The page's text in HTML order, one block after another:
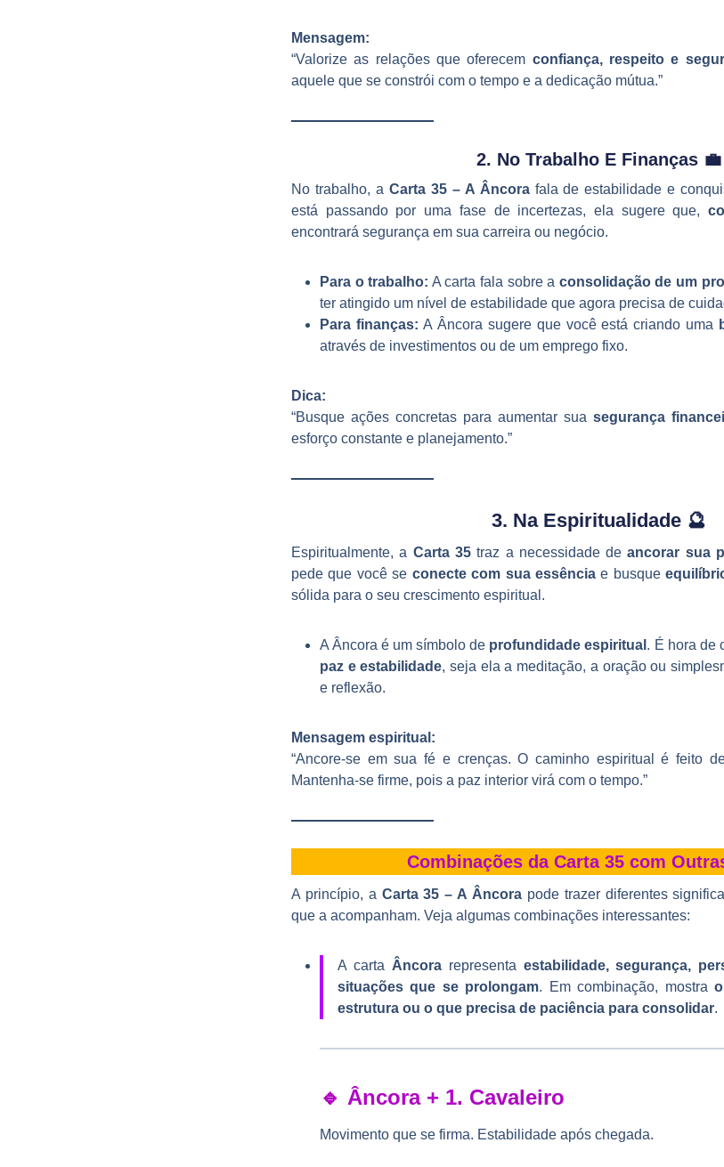
Mensagem:
“Valorize as relações que oferecem confiança, respeito e
aquele que se constrói com o tempo e a dedicação mútua.”
2. No Trabalho E Finanças 💼
No trabalho, a Carta 35 – A Âncorafala de estabilidade e
está passando por uma fase de incertezas, ela sugere que,
encontrará segurança em sua carreira ou negócio.
Para o trabalho: A carta fala sobre a consolidação de um
ter atingido um nível de estabilidade que agora precisa de
Para finanças: A Âncora sugere que você está criando uma
através de investimentos ou de um emprego fixo.
Dica:
“Busque ações concretas para aumentar sua segurança
esforço constante e planejamento.”
3. Na Espiritualidade 🔮
Espiritualmente, a Carta 35traz a necessidade deancorar sua
pede que você se conecte com sua essência e busque
sólida para o seu crescimento espiritual.
A Âncora é um símbolo de profundidade espiritual . É hora de
paz e estabilidade, seja ela a meditação, a oração ou
e reflexão.
Mensagem espiritual:
“Ancore-se em sua fé e crenças. O caminho espiritual é feito
Mantenha-se firme, pois a paz interior virá com o tempo.”
Combinações da Carta 35 com
A princípio, a Carta 35 – A Âncora pode trazer diferentes
que a acompanham. Veja algumas combinações interessantes:
A carta Âncorarepresenta estabilidade, segurança,
situações que se prolongam. Em combinação, mostra
estrutura ou o que precisa de paciência para consolidar.
🔹 Âncora + 1. Cavaleiro
Movimento que se firma. Estabilidade após chegada.